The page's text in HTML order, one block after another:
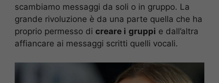
scambiamo messaggi da soli o in gruppo. La
grande rivoluzione è da una parte quella che ha
proprio permesso di creare i gruppi e dall’altra
affiancare ai messaggi scritti quelli vocali.